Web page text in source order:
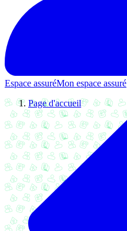
Espace assuréMon espace assuré
Page d'accueil